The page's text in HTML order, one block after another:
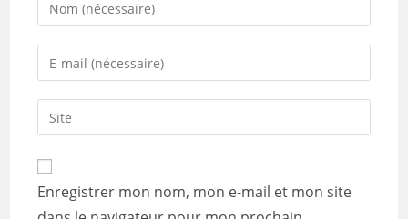
your
name
comment
Enter
your
email
address
comment
Saisir
l’URL
de
votre
site
Enregistrer mon nom, mon e-mail et mon site